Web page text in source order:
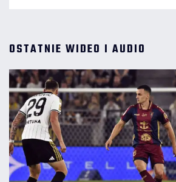
OSTATNIE WIDEO I AUDIO